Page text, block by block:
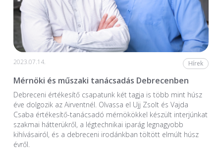
2023.07.14. Hírek
Mérnöki és műszaki tanácsadás Debrecenben
Debreceni értékesítő csapatunk két tagja is több mint húsz
éve dolgozik az Airventnél. Olvassa el Ujj Zsolt és Vajda
Csaba értékesítő-tanácsadó mérnökökkel készült interjúnkat
szakmai hátterükről, a légtechnikai iparág legnagyobb
kihívásairól, és a debreceni irodánkban töltött elmúlt húsz
évről.